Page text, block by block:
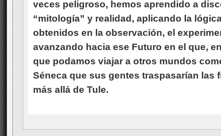
veces peligroso, hemos aprendido a
“mitología” y realidad, aplicando la
obtenidos en la observación, el
avanzando hacia ese Futuro en el que,
que podamos viajar a otros mundos
Séneca que sus gentes traspasarían las
más allá de Tule.